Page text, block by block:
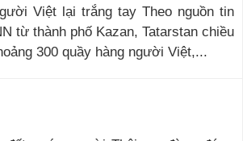
Việt lại trắng tay Theo nguồn tin
từ thành phố Kazan, Tatarstan chiều
300 quầy hàng người Việt,...